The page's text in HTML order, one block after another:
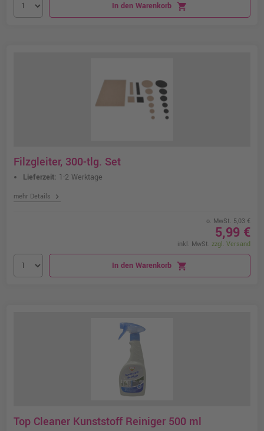
In den Warenkorb shopping_cart
Filzgleiter, 300-tlg. Set
Lieferzeit: 1-2 Werktage
mehr Details chevron_right
o. MwSt. 5,03 €
5,99 €
inkl. MwSt. zzgl. Versand
In den Warenkorb shopping_cart
Top Cleaner Kunststoff Reiniger 500 ml